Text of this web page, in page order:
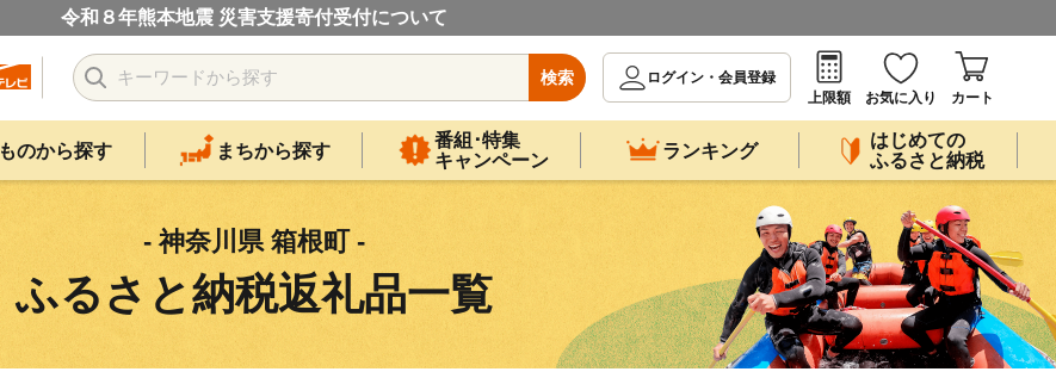
令和８年熊本地震 災害支援寄付受付について
検索
ログイン・会員登録
上限額
お気に入り カート
ものから探す まちから探す
番組･特集
キャンペーン
ランキング
はじめての
ふるさと納税
- 神奈川県 箱根町 -
ふるさと納税返礼品一覧